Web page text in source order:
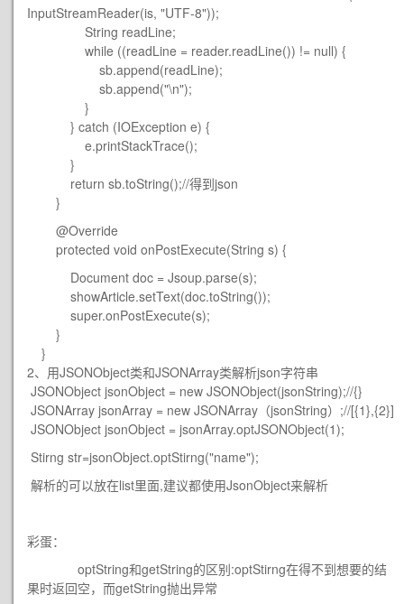
InputStreamReader(is, "UTF-8"));
String readLine;
while ((readLine = reader.readLine()) != null) {
sb.append(readLine);
sb.append("\n");
}
} catch (IOException e) {
e.printStackTrace();
}
return sb.toString();//得到json
}
@Override
protected void onPostExecute(String s) {
Document doc = Jsoup.parse(s);
showArticle.setText(doc.toString());
super.onPostExecute(s);
}
}
2、用JSONObject类和JSONArray类解析json字符串
JSONObject jsonObject = new JSONObject(jsonString);//{}
JSONArray jsonArray = new JSONArray（jsonString）;//[{1},{2}]
JSONObject jsonObject = jsonArray.optJSONObject(1);
Stirng str=jsonObject.optStirng("name");
解析的可以放在list里面,建议都使用JsonObject来解析
彩蛋：
optString和getString的区别:optStirng在得不到想要的结
果时返回空，而getString抛出异常